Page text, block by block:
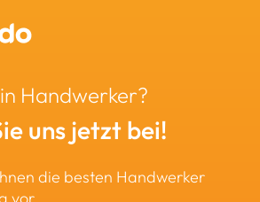
Handwerker?
uns jetzt bei!
die besten Handwerker